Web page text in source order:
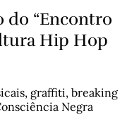
do “Encontro
Hip Hop
graffiti, breaking
Negra